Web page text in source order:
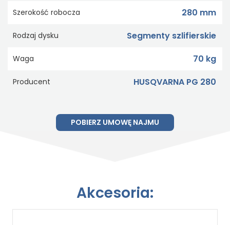
Szerokość robocza 280 mm
Rodzaj dysku Segmenty szlifierskie
Waga 70 kg
Producent HUSQVARNA PG 280
POBIERZ UMOWĘ NAJMU
Akcesoria: